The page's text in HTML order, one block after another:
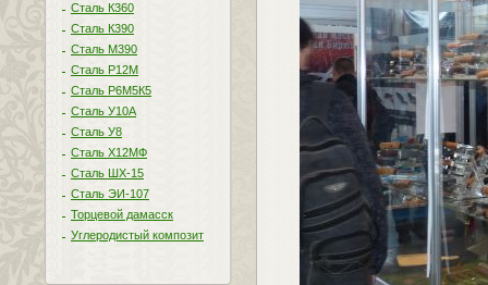
Сталь К360
Сталь К390
Сталь М390
Сталь Р12М
Сталь Р6М5К5
Сталь У10А
Сталь У8
Сталь Х12МФ
Сталь ШХ-15
Сталь ЭИ-107
Торцевой дамасск
Углеродистый композит